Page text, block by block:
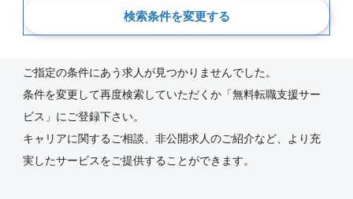
検索条件を変更する
新着順
ご指定の条件にあう求人が見つかりませんでした。
条件を変更して再度検索していただくか「無料転職支援サー
ビス」にご登録下さい。
キャリアに関するご相談、非公開求人のご紹介など、より充
実したサービスをご提供することができます。